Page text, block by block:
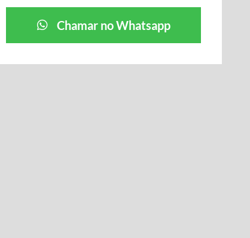
Chamar no Whatsapp